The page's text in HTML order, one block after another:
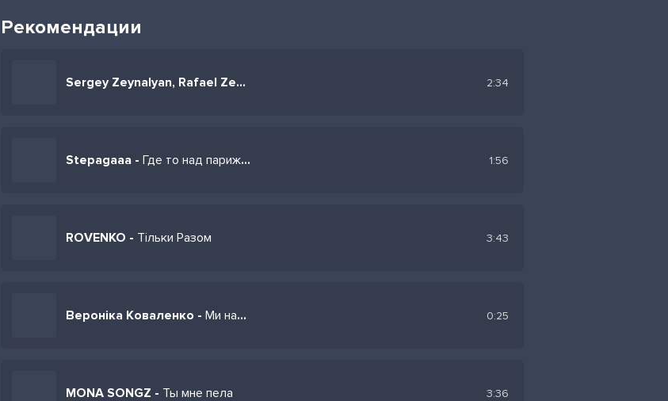
Рекомендации
Sergey Zeynalyan, Rafael Zeynalyan - 2:34
Stepagaaa - Где то над парижем 1:56
ROVENKO - Тільки Разом 3:43
Вероніка Коваленко - Ми начеб то під гіпнозом 0:25
MONA SONGZ - Ты мне пела 3:36